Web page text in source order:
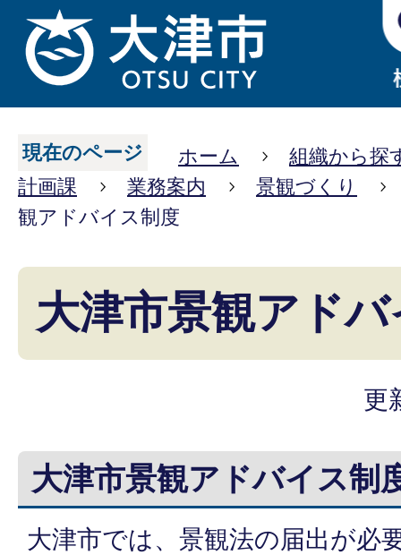
現在のページ ホーム
組織から探
計画課
業務案内
景観づくり
観アドバイス制度
大津市景観アド
更
大津市景観アドバイス制
大津市では、景観法の届出が必